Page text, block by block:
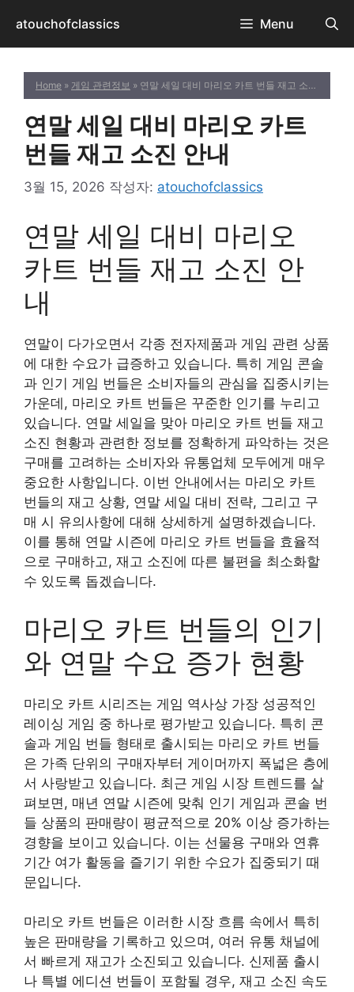
츠
atouchofclassics Menu
Home » 게임 관련정보 » 연말 세일 대비 마리오 카트 번들 재고 소진 안내
연말 세일 대비 마리오 카트
번들 재고 소진 안내
3월 15, 2026 작성자: atouchofclassics
연말 세일 대비 마리오
카트 번들 재고 소진 안
내
연말이 다가오면서 각종 전자제품과 게임 관련 상품
에 대한 수요가 급증하고 있습니다. 특히 게임 콘솔
과 인기 게임 번들은 소비자들의 관심을 집중시키는
가운데, 마리오 카트 번들은 꾸준한 인기를 누리고
있습니다. 연말 세일을 맞아 마리오 카트 번들 재고
소진 현황과 관련한 정보를 정확하게 파악하는 것은
구매를 고려하는 소비자와 유통업체 모두에게 매우
중요한 사항입니다. 이번 안내에서는 마리오 카트
번들의 재고 상황, 연말 세일 대비 전략, 그리고 구
매 시 유의사항에 대해 상세하게 설명하겠습니다.
이를 통해 연말 시즌에 마리오 카트 번들을 효율적
으로 구매하고, 재고 소진에 따른 불편을 최소화할
수 있도록 돕겠습니다.
마리오 카트 번들의 인기
와 연말 수요 증가 현황
마리오 카트 시리즈는 게임 역사상 가장 성공적인
레이싱 게임 중 하나로 평가받고 있습니다. 특히 콘
솔과 게임 번들 형태로 출시되는 마리오 카트 번들
은 가족 단위의 구매자부터 게이머까지 폭넓은 층에
서 사랑받고 있습니다. 최근 게임 시장 트렌드를 살
펴보면, 매년 연말 시즌에 맞춰 인기 게임과 콘솔 번
들 상품의 판매량이 평균적으로 20% 이상 증가하는
경향을 보이고 있습니다. 이는 선물용 구매와 연휴
기간 여가 활동을 즐기기 위한 수요가 집중되기 때
문입니다.
마리오 카트 번들은 이러한 시장 흐름 속에서 특히
높은 판매량을 기록하고 있으며, 여러 유통 채널에
서 빠르게 재고가 소진되고 있습니다. 신제품 출시
나 특별 에디션 번들이 포함될 경우, 재고 소진 속도